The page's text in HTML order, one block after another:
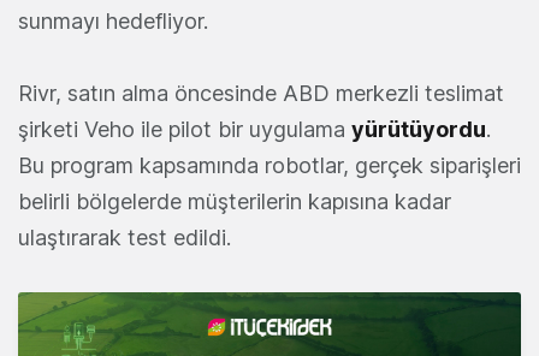
sunmayı hedefliyor.
Rivr, satın alma öncesinde ABD merkezli teslimat
şirketi Veho ile pilot bir uygulama yürütüyordu.
Bu program kapsamında robotlar, gerçek siparişleri
belirli bölgelerde müşterilerin kapısına kadar
ulaştırarak test edildi.